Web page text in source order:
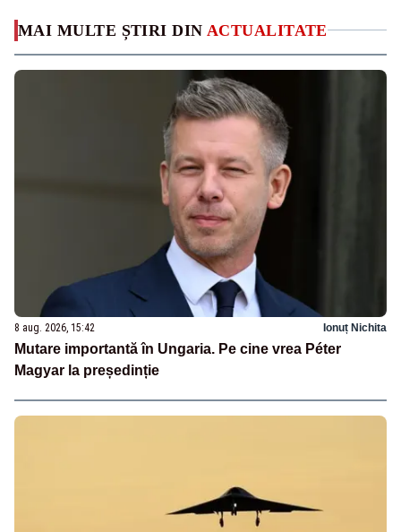
MAI MULTE ȘTIRI DIN ACTUALITATE
8 aug. 2026, 15:42 Ionuț Nichita
Mutare importantă în Ungaria. Pe cine vrea Péter
Magyar la președinție